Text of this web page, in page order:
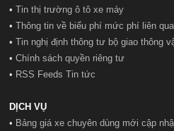
•Tin thị trường ô tô xe máy
•Thông tin về biểu phí mức phí liên
•Tin nghị định thông tư bộ giao thông
•Chính sách quyền riêng tư
• RSS Feeds Tin tức
DỊCH VỤ
• Bảng giá xe chuyên dùng mới cập